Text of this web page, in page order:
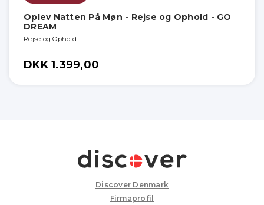
Oplev Natten På Møn - Rejse og Ophold - GO
DREAM
Rejse og Ophold
DKK 1.399,00
Discover Denmark
Firmaprofil